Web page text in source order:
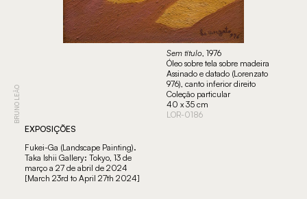
BRUNO LEÃO
Sem título, 1976
Óleo sobre tela sobre madeira
Assinado e datado (Lorenzato
976), canto inferior direito
Coleção particular
40 x 35 cm
LOR-0186
EXPOSIÇÕES
Fukei-Ga (Landscape Painting).
Taka Ishii Gallery: Tokyo, 13 de
março a 27 de abril de 2024
[March 23rd to April 27th 2024]